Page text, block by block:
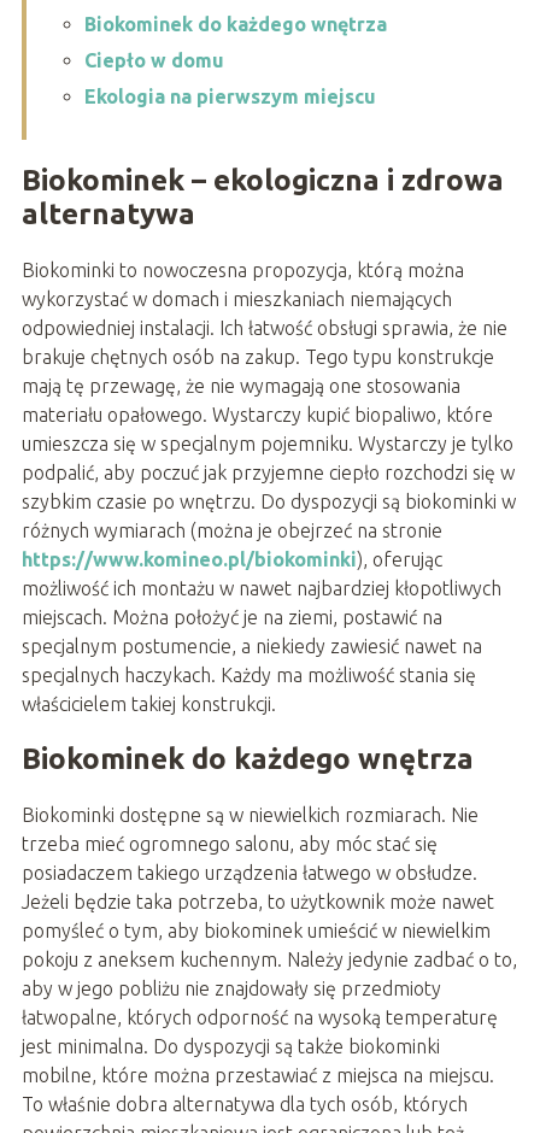
Biokominek do każdego wnętrza
Ciepło w domu
Ekologia na pierwszym miejscu
Biokominek – ekologiczna i zdrowa
alternatywa
Biokominki to nowoczesna propozycja, którą można
wykorzystać w domach i mieszkaniach niemających
odpowiedniej instalacji. Ich łatwość obsługi sprawia, że nie
brakuje chętnych osób na zakup. Tego typu konstrukcje
mają tę przewagę, że nie wymagają one stosowania
materiału opałowego. Wystarczy kupić biopaliwo, które
umieszcza się w specjalnym pojemniku. Wystarczy je tylko
podpalić, aby poczuć jak przyjemne ciepło rozchodzi się w
szybkim czasie po wnętrzu. Do dyspozycji są biokominki w
różnych wymiarach (można je obejrzeć na stronie
https://www.komineo.pl/biokominki), oferując
możliwość ich montażu w nawet najbardziej kłopotliwych
miejscach. Można położyć je na ziemi, postawić na
specjalnym postumencie, a niekiedy zawiesić nawet na
specjalnych haczykach. Każdy ma możliwość stania się
właścicielem takiej konstrukcji.
Biokominek do każdego wnętrza
Biokominki dostępne są w niewielkich rozmiarach. Nie
trzeba mieć ogromnego salonu, aby móc stać się
posiadaczem takiego urządzenia łatwego w obsłudze.
Jeżeli będzie taka potrzeba, to użytkownik może nawet
pomyśleć o tym, aby biokominek umieścić w niewielkim
pokoju z aneksem kuchennym. Należy jedynie zadbać o to,
aby w jego pobliżu nie znajdowały się przedmioty
łatwopalne, których odporność na wysoką temperaturę
jest minimalna. Do dyspozycji są także biokominki
mobilne, które można przestawiać z miejsca na miejscu.
To właśnie dobra alternatywa dla tych osób, których